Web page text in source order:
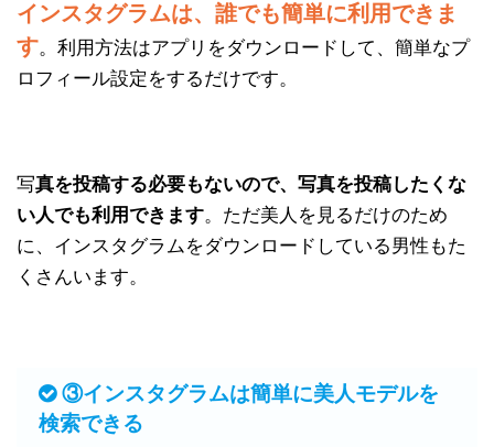
インスタグラムは、誰でも簡単に利用できま
す。利用方法はアプリをダウンロードして、簡単なプ
ロフィール設定をするだけです。
写真を投稿する必要もないので、写真を投稿したくな
い人でも利用できます。ただ美人を見るだけのため
に、インスタグラムをダウンロードしている男性もた
くさんいます。
③インスタグラムは簡単に美人モデルを
検索できる